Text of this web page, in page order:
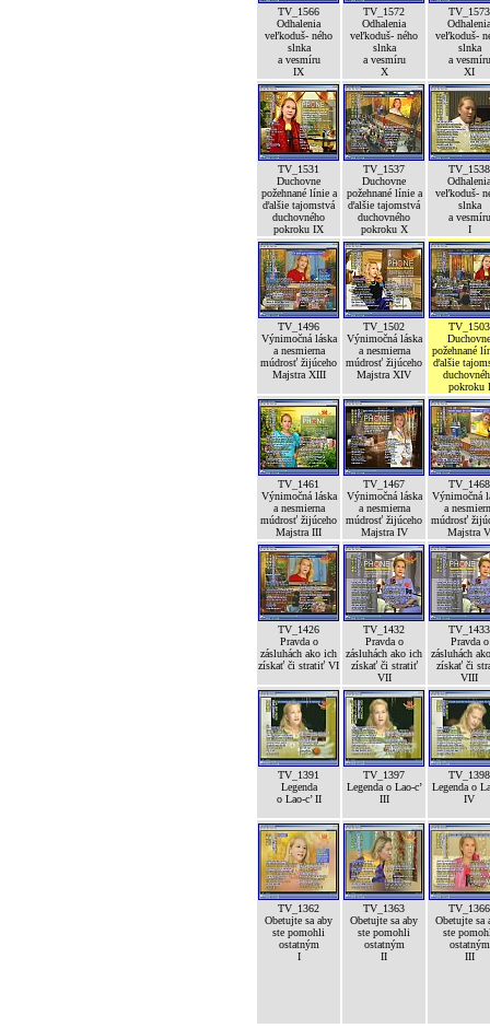
TV_1566
Odhalenia
veľkoduš- ného
slnka
a vesmíru
IX
TV_1572
Odhalenia
veľkoduš- ného
slnka
a vesmíru
X
TV_1573
Odhalenia
veľkoduš-
slnka
a vesmíru
XI
TV_1531
Duchovne
požehnané línie a
ďalšie tajomstvá
duchovného
pokroku IX
TV_1537
Duchovne
požehnané línie a
ďalšie tajomstvá
duchovného
pokroku X
TV_1538
Odhalenia
veľkoduš-
slnka
a vesmíru
I
TV_1496
Výnimočná láska
a nesmierna
múdrosť žijúceho
Majstra XIII
TV_1502
Výnimočná láska
a nesmierna
múdrosť žijúceho
Majstra XIV
TV_1503
Duchovne
požehnané
ďalšie
pokroku I
TV_1461
Výnimočná láska
a nesmierna
múdrosť žijúceho
Majstra III
TV_1467
Výnimočná láska
a nesmierna
múdrosť žijúceho
Majstra IV
TV_1468
Výnimočná
a
múdrosť
Majstra V
TV_1426
Pravda o
zásluhách ako ich
získať či stratiť VI
TV_1432
Pravda o
zásluhách ako ich
získať či stratiť
VII
TV_1433
Pravda o
zásluhách
získať či
VIII
TV_1391
Legenda
o Lao-c’ II
TV_1397
Legenda o Lao-c’
III
TV_1398
Legenda o
IV
TV_1362
Obetujte sa aby
ste pomohli
ostatným
I
TV_1363
Obetujte sa aby
ste pomohli
ostatným
II
TV_1366
Obetujte sa
ste
ostatným
III